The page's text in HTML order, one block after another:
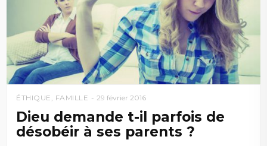
ÉTHIQUE FAMILLE 29 février 2016
Dieu demande t-il parfois de
désobéir à ses parents ?